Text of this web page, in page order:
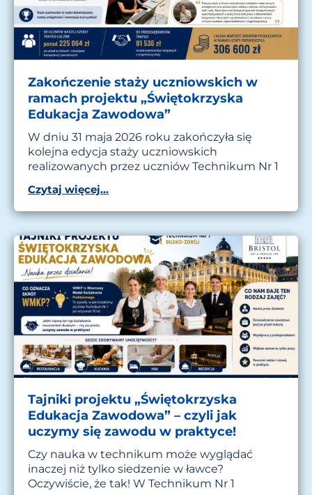
Zakończenie staży uczniowskich w
ramach projektu „Świętokrzyska
Edukacja Zawodowa”
W dniu 31 maja 2026 roku zakończyła się
kolejna edycja staży uczniowskich
realizowanych przez uczniów Technikum Nr 1
Czytaj więcej...
Tajniki projektu „Świętokrzyska
Edukacja Zawodowa” – czyli jak
uczymy się zawodu w praktyce!
Czy nauka w technikum może wyglądać
inaczej niż tylko siedzenie w ławce?
Oczywiście, że tak! W Technikum Nr 1